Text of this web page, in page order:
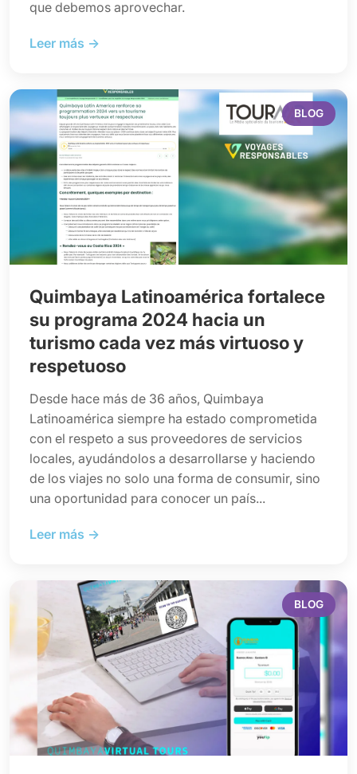
que debemos aprovechar.
Leer más →
BLOG
Quimbaya Latinoamérica fortalece
su programa 2024 hacia un
turismo cada vez más virtuoso y
respetuoso
Desde hace más de 36 años, Quimbaya
Latinoamérica siempre ha estado comprometida
con el respeto a sus proveedores de servicios
locales, ayudándolos a desarrollarse y haciendo
de los viajes no solo una forma de consumir, sino
una oportunidad para conocer un país...
Leer más →
BLOG